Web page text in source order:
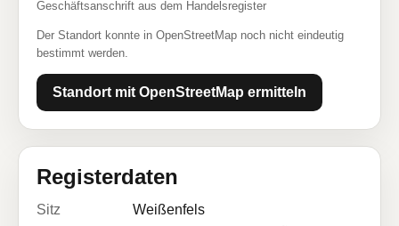
Geschäftsanschrift aus dem Handelsregister
Der Standort konnte in OpenStreetMap noch nicht eindeutig
bestimmt werden.
Standort mit OpenStreetMap ermitteln
Registerdaten
Sitz
Weißenfels